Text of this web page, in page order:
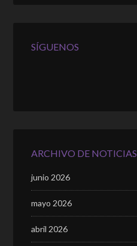
SÍGUENOS
ARCHIVO DE NOTICIAS
junio 2026
mayo 2026
abril 2026